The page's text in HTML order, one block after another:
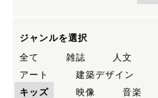
ジャンルを選択
全て
雑誌 人文
アート
建築デザイン
キッズ
映像 音楽